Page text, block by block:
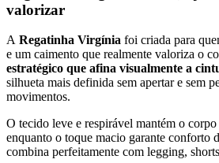
valorizar
A Regatinha Virgínia foi criada para
e um caimento que realmente valoriza o
estratégico que afina visualmente a
silhueta mais definida sem apertar e sem
movimentos.
O tecido leve e respirável mantém o
enquanto o toque macio garante conforto
combina perfeitamente com legging,